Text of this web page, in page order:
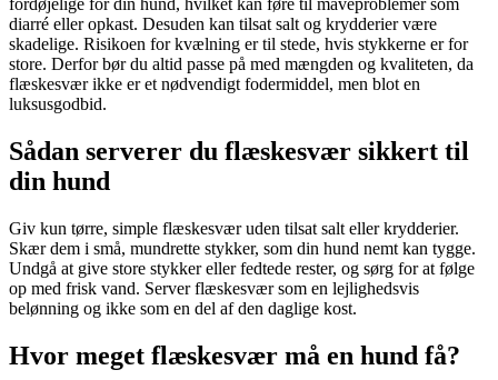
diarré eller opkast. Desuden kan tilsat salt og krydderier være
skadelige. Risikoen for kvælning er til stede, hvis stykkerne er for
store. Derfor bør du altid passe på med mængden og kvaliteten, da
flæskesvær ikke er et nødvendigt fodermiddel, men blot en
luksusgodbid.
Sådan serverer du flæskesvær sikkert til
din hund
Giv kun tørre, simple flæskesvær uden tilsat salt eller krydderier.
Skær dem i små, mundrette stykker, som din hund nemt kan tygge.
Undgå at give store stykker eller fedtede rester, og sørg for at følge
op med frisk vand. Server flæskesvær som en lejlighedsvis
belønning og ikke som en del af den daglige kost.
Hvor meget flæskesvær må en hund få?